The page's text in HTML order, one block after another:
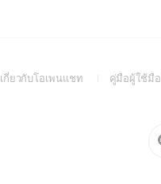
เกี่ยวกับโอเพนแชท
(Openคู่มือผู้ใช้มื